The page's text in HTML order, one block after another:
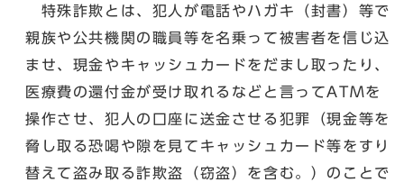
特殊詐欺とは、犯人が電話やハガキ（封書）等で
親族や公共機関の職員等を名乗って被害者を信じ込
ませ、現金やキャッシュカードをだまし取ったり、
医療費の還付金が受け取れるなどと言ってATMを
操作させ、犯人の口座に送金させる犯罪（現金等を
脅し取る恐喝や隙を見てキャッシュカード等をすり
替えて盗み取る詐欺盗（窃盗）を含む。）のことで